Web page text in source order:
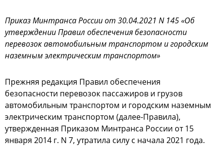
Приказ Минтранса России от 30.04.2021 N 145 «Об
утверждении Правил обеспечения безопасности
перевозок автомобильным транспортом и городским
наземным электрическим транспортом»
Прежняя редакция Правил обеспечения
безопасности перевозок пассажиров и грузов
автомобильным транспортом и городским наземным
электрическим транспортом (далее-Правила),
утвержденная Приказом Минтранса России от 15
января 2014 г. N 7, утратила силу с начала 2021 года.